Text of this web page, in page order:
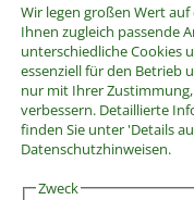
Wir legen großen Wert
Ihnen zugleich passende
unterschiedliche Cookies
essenziell für den Betrieb
nur mit Ihrer
verbessern. Detaillierte
finden Sie unter 'Details
Datenschutzhinweisen.
Zweck